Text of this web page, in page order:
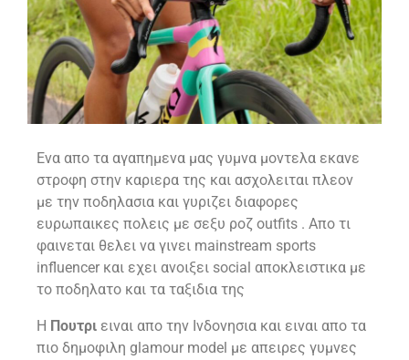
Eνα απο τα αγαπημενα μας γυμνα μοντελα εκανε
στροφη στην καριερα της και ασχολειται πλεον
με την ποδηλασια και γυριζει διαφορες
ευρωπαικες πολεις με σεξυ ροζ outfits . Απο τι
φαινεται θελει να γινει mainstream sports
influencer και εχει ανοιξει social αποκλειστικα με
το ποδηλατο και τα ταξιδια της
Η Πουτρι ειναι απο την Ινδονησια και ειναι απο τα
πιο δημοφιλη glamour model με απειρες γυμνες